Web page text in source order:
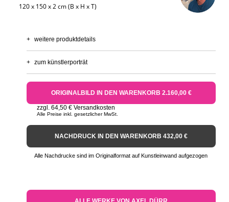
120 x 150 x 2 cm (B x H x T)
+ weitere produktdetails
+ zum künstlerporträt
ORIGINALBILD IN DEN WARENKORB 2.160,00 €
zzgl. 64,50 € Versandkosten
Alle Preise inkl. gesetzlicher MwSt.
NACHDRUCK IN DEN WARENKORB 432,00 €
Alle Nachdrucke sind im Originalformat auf Kunstleinwand aufgezogen